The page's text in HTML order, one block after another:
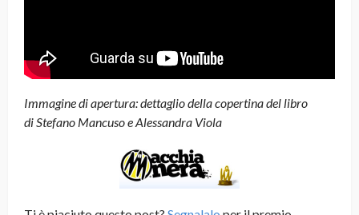
Immagine di apertura: dettaglio della copertina del libro
di Stefano Mancuso e Alessandra Viola